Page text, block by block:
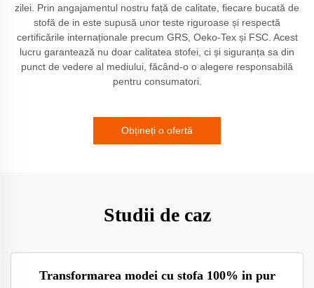
zilei. Prin angajamentul nostru față de calitate, fiecare bucată de
stofă de in este supusă unor teste riguroase și respectă
certificările internaționale precum GRS, Oeko-Tex și FSC. Acest
lucru garantează nu doar calitatea stofei, ci și siguranța sa din
punct de vedere al mediului, făcând-o o alegere responsabilă
pentru consumatori.
Obțineți o ofertă
Studii de caz
Transformarea modei cu stofa 100% in pur